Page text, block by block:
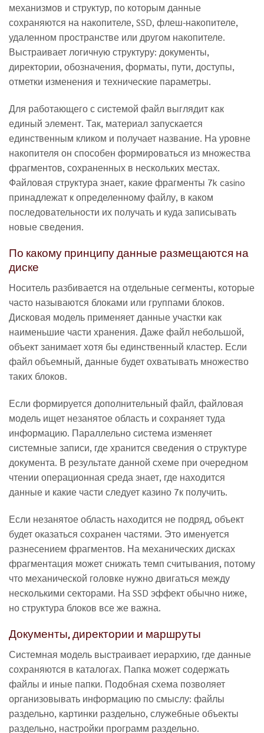
механизмов и структур, по которым данные
сохраняются на накопителе, SSD, флеш-накопителе,
удаленном пространстве или другом накопителе.
Выстраивает логичную структуру: документы,
директории, обозначения, форматы, пути, доступы,
отметки изменения и технические параметры.
Для работающего с системой файл выглядит как
единый элемент. Так, материал запускается
единственным кликом и получает название. На уровне
накопителя он способен формироваться из множества
фрагментов, сохраненных в нескольких местах.
Файловая структура знает, какие фрагменты 7k casino
принадлежат к определенному файлу, в каком
последовательности их получать и куда записывать
новые сведения.
По какому принципу данные размещаются на
диске
Носитель разбивается на отдельные сегменты, которые
часто называются блоками или группами блоков.
Дисковая модель применяет данные участки как
наименьшие части хранения. Даже файл небольшой,
объект занимает хотя бы единственный кластер. Если
файл объемный, данные будет охватывать множество
таких блоков.
Если формируется дополнительный файл, файловая
модель ищет незанятое область и сохраняет туда
информацию. Параллельно система изменяет
системные записи, где хранится сведения о структуре
документа. В результате данной схеме при очередном
чтении операционная среда знает, где находится
данные и какие части следует казино 7к получить.
Если незанятое область находится не подряд, объект
будет оказаться сохранен частями. Это именуется
разнесением фрагментов. На механических дисках
фрагментация может снижать темп считывания, потому
что механической головке нужно двигаться между
несколькими секторами. На SSD эффект обычно ниже,
но структура блоков все же важна.
Документы, директории и маршруты
Системная модель выстраивает иерархию, где данные
сохраняются в каталогах. Папка может содержать
файлы и иные папки. Подобная схема позволяет
организовывать информацию по смыслу: файлы
раздельно, картинки раздельно, служебные объекты
раздельно, настройки программ раздельно.